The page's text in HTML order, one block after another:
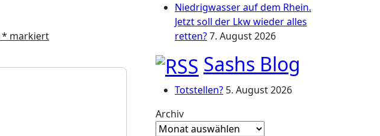
* markiert
Niedrigwasser auf dem Rhein.
Jetzt soll der Lkw wieder alles
retten?7. August 2026
Sashs Blog
Totstellen? 5. August 2026
Archiv